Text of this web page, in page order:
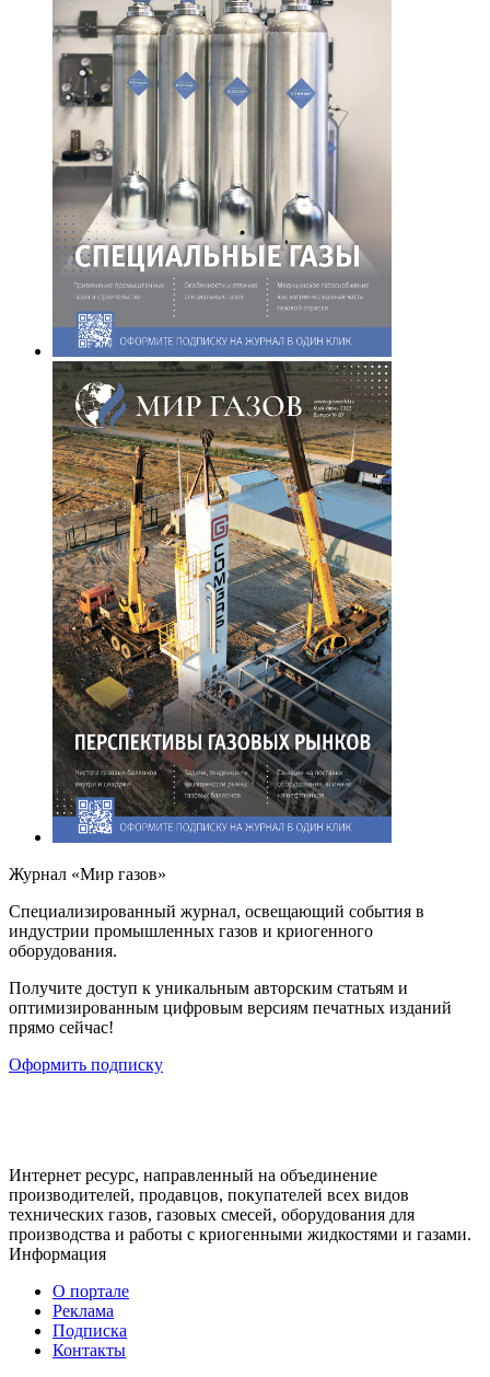
Журнал «Мир газов»
Cпециализированный журнал, освещающий события в
индустрии промышленных газов и криогенного
оборудования.
Получите доступ к уникальным авторским статьям и
оптимизированным цифровым версиям печатных изданий
прямо сейчас!
Оформить подписку
Интернет ресурс, направленный на объединение
производителей, продавцов, покупателей всех видов
технических газов, газовых смесей, оборудования для
производства и работы с криогенными жидкостями и газами.
Информация
О портале
Реклама
Подписка
Контакты